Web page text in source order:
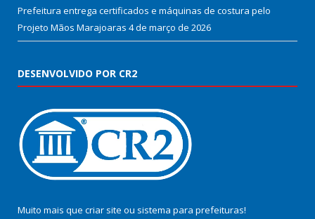
Prefeitura entrega certificados e máquinas de costura pelo
Projeto Mãos Marajoaras 4 de março de 2026
DESENVOLVIDO POR CR2
Muito mais que criar site ou sistema para prefeituras!